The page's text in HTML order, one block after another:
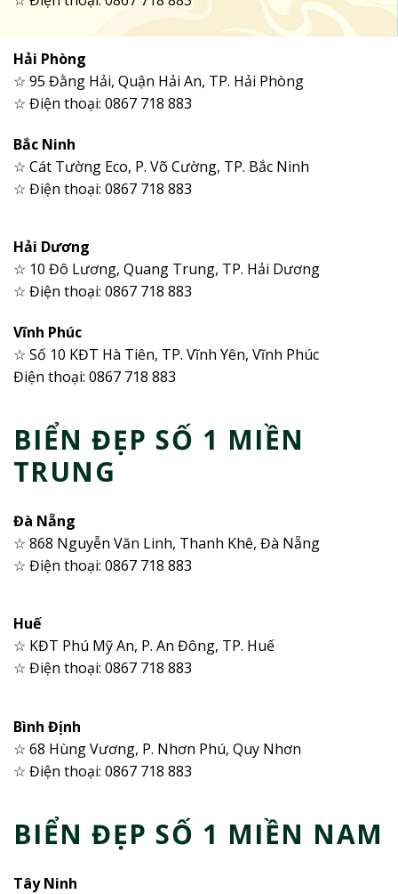
Hải Phòng
☆ 95 Đằng Hải, Quận Hải An, TP. Hải Phòng
☆ Điện thoại: 0867 718 883
Bắc Ninh
☆ Cát Tường Eco, P. Võ Cường, TP. Bắc Ninh
☆ Điện thoại: 0867 718 883
Hải Dương
☆ 10 Đô Lương, Quang Trung, TP. Hải Dương
☆ Điện thoại: 0867 718 883
Vĩnh Phúc
☆ Số 10 KĐT Hà Tiên, TP. Vĩnh Yên, Vĩnh Phúc
Điện thoại: 0867 718 883
BIỂN ĐẸP SỐ 1 MIỀN
TRUNG
Đà Nẵng
☆ 868 Nguyễn Văn Linh, Thanh Khê, Đà Nẵng
☆ Điện thoại: 0867 718 883
Huế
☆ KĐT Phú Mỹ An, P. An Đông, TP. Huế
☆ Điện thoại: 0867 718 883
Bình Định
☆ 68 Hùng Vương, P. Nhơn Phú, Quy Nhơn
☆ Điện thoại: 0867 718 883
BIỂN ĐẸP SỐ 1 MIỀN NAM
Tây Ninh